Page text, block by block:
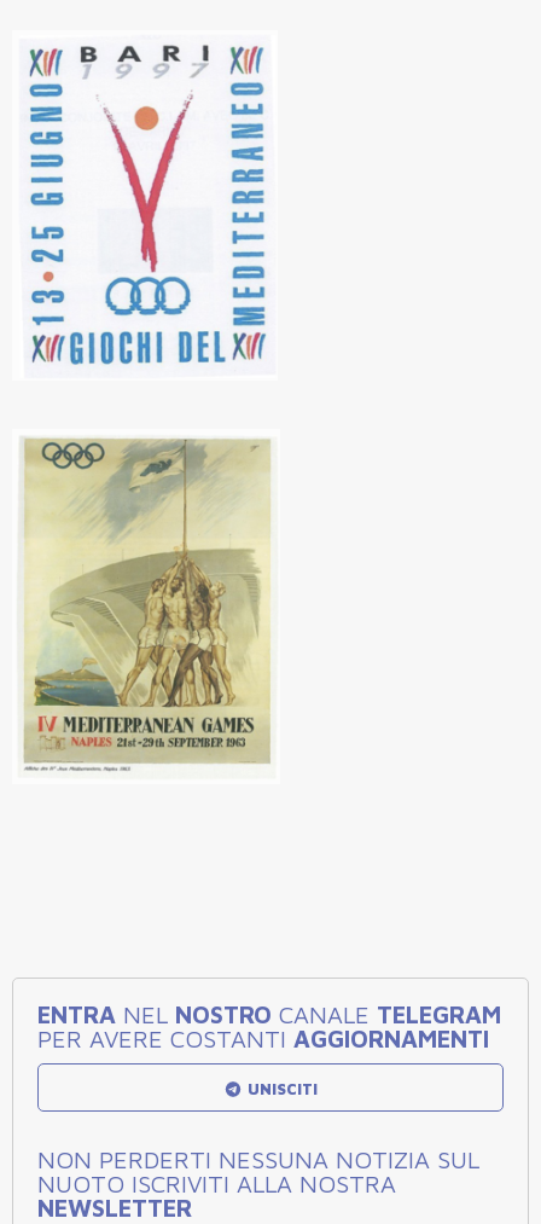
ENTRA NEL NOSTRO CANALE TELEGRAM
PER AVERE COSTANTI AGGIORNAMENTI
UNISCITI
NON PERDERTI NESSUNA NOTIZIA SUL
NUOTO ISCRIVITI ALLA NOSTRA
NEWSLETTER